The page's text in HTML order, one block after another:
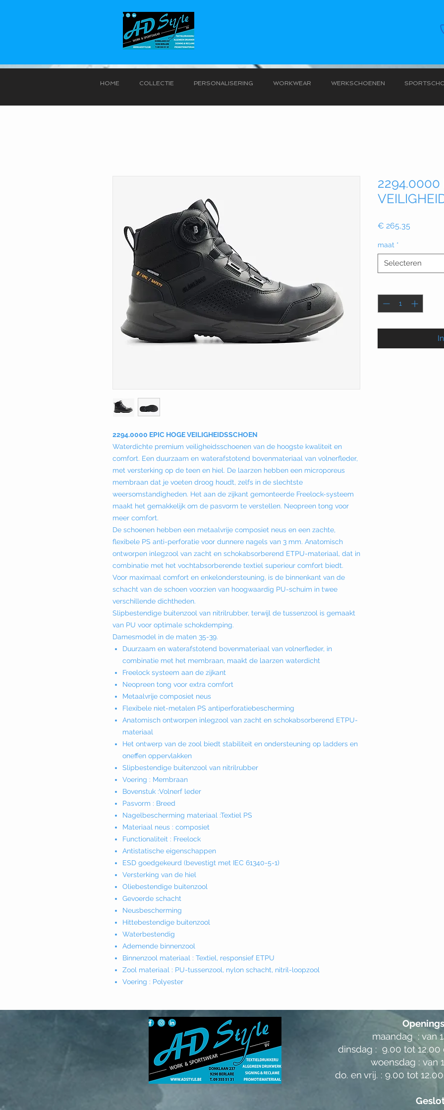
HOME COLLECTIE PERSONALISERING WORKWEAR WERKSCHOENEN
2294.0000 EPIC HOGE VEILIGHEIDSSCHOEN
Waterdichte premium veiligheidsschoenen van de hoogste kwaliteit en
comfort. Een duurzaam en waterafstotend bovenmateriaal van volnerfleder,
met versterking op de teen en hiel. De laarzen hebben een microporeus
membraan dat je voeten droog houdt, zelfs in de slechtste
weersomstandigheden. Het aan de zijkant gemonteerde Freelock-systeem
maakt het gemakkelijk om de pasvorm te verstellen. Neopreen tong voor
meer comfort.
De schoenen hebben een metaalvrije composiet neus en een zachte,
flexibele PS anti-perforatie voor dunnere nagels van 3 mm. Anatomisch
ontworpen inlegzool van zacht en schokabsorberend ETPU-materiaal, dat in
combinatie met het vochtabsorberende textiel superieur comfort biedt.
Voor maximaal comfort en enkelondersteuning, is de binnenkant van de
schacht van de schoen voorzien van hoogwaardig PU-schuim in twee
verschillende dichtheden.
Slipbestendige buitenzool van nitrilrubber, terwijl de tussenzool is gemaakt
van PU voor optimale schokdemping.
Damesmodel in de maten 35-39.
Duurzaam en waterafstotend bovenmateriaal van volnerfleder, in
combinatie met het membraan, maakt de laarzen waterdicht
Freelock systeem aan de zijkant
Neopreen tong voor extra comfort
Metaalvrije composiet neus
Flexibele niet-metalen PS antiperforatiebescherming
Anatomisch ontworpen inlegzool van zacht en schokabsorberend ETPU-
materiaal
Het ontwerp van de zool biedt stabiliteit en ondersteuning op ladders en
oneffen oppervlakken
Slipbestendige buitenzool van nitrilrubber
Voering : Membraan
Bovenstuk :Volnerf leder
Pasvorm : Breed
Nagelbescherming materiaal :Textiel PS
Materiaal neus : composiet
Functionaliteit : Freelock
Antistatische eigenschappen
ESD goedgekeurd (bevestigt met IEC 61340-5-1)
Versterking van de hiel
Oliebestendige buitenzool
Gevoerde schacht
Neusbescherming
Hittebestendige buitenzool
Waterbestendig
Ademende binnenzool
Binnenzool materiaal : Textiel, responsief ETPU
Zool materiaal : PU-tussenzool, nylon schacht, nitril-loopzool
Voering : Polyester
2294.0000
€ 265,35
maat *
Selecteren
maandag : van
dinsdag : 9.00 tot 12.00
woensdag : van
do. en vrij. : 9.00 tot